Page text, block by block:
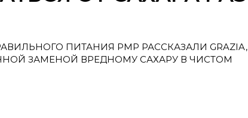
ПИТАНИЯ PMP РАССКАЗАЛИ GRAZIA,
ЗАМЕНОЙ ВРЕДНОМУ САХАРУ В ЧИСТОМ